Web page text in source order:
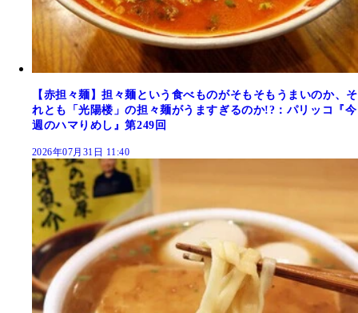
【赤担々麺】担々麺という食べものがそもそもうまいのか、そ
れとも「光陽楼」の担々麺がうますぎるのか!?：パリッコ『今
週のハマりめし』第249回
2026年07月31日 11:40